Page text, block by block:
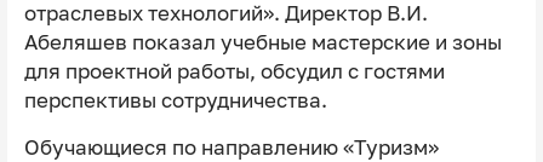
отраслевых технологий». Директор В.И.
Абеляшев показал учебные мастерские и зоны
для проектной работы, обсудил с гостями
перспективы сотрудничества.
Обучающиеся по направлению «Туризм»